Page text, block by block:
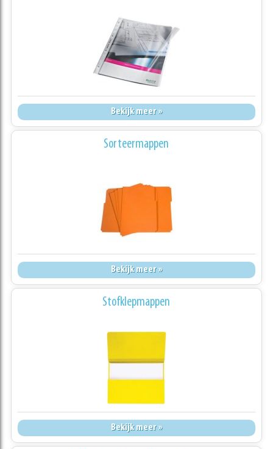
Bekijk meer »
Sorteermappen
Bekijk meer »
Stofklepmappen
Bekijk meer »